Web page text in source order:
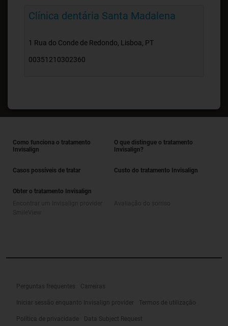
Clínica dentária Santa Madalena
1 Rua do Conde de Redondo, Lisboa, PT
00351210302360
Como funciona o tratamento
Invisalign
O que distingue o tratamento
Invisalign?
Casos possíveis de tratar Custo do tratamento Invisalign
Obter o tratamento Invisalign
Perguntas frequentes Carreiras
Iniciar sessão enquanto Invisalign provider Termos de utilização
Política de privacidade Data Subject Request